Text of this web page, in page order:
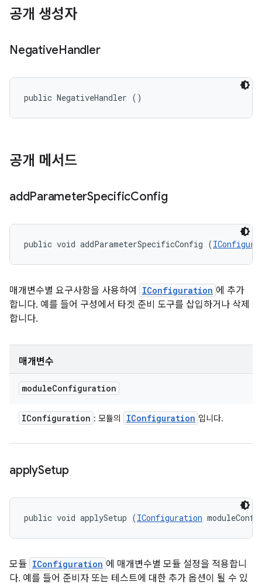
공개 생성자
NegativeHandler
public NegativeHandler ()
공개 메서드
addParameterSpecificConfig
public void addParameterSpecificConfig (
매개변수별 요구사항을 사용하여 IConfiguration 에 추가
합니다. 예를 들어 구성에서 타겟 준비 도구를 삽입하거나 삭제
합니다.
매개변수
moduleConfiguration
IConfiguration : 모듈의 IConfiguration 입니다.
applySetup
public void applySetup (IConfiguration
모듈 IConfiguration 에 매개변수별 모듈 설정을 적용합니
다. 예를 들어 준비자 또는 테스트에 대한 추가 옵션이 될 수 있